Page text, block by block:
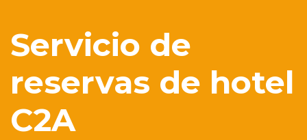
Servicio de
reservas de hotel
C2A